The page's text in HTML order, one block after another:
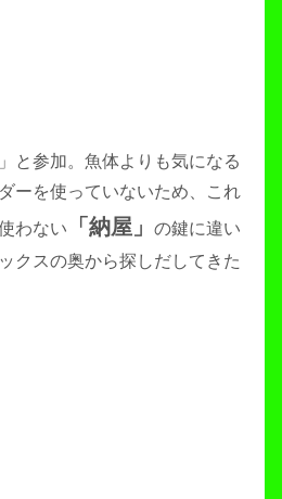
と参加。魚体よりも気になる
ーを使っていないため、これ
わない
「納屋」
の鍵に違い
クスの奥から探しだしてきた